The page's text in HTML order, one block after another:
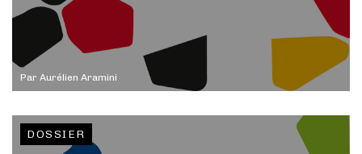
Par Aurélien Aramini
DOSSIER